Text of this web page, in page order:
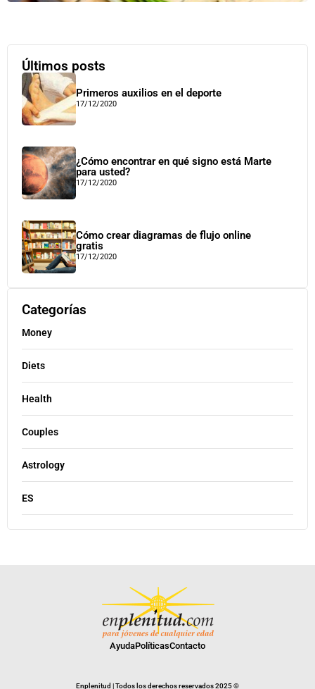
Últimos posts
Primeros auxilios en el deporte
17/12/2020
¿Cómo encontrar en qué signo está Marte
para usted?
17/12/2020
Cómo crear diagramas de flujo online
gratis
17/12/2020
Categorías
Money
Diets
Health
Couples
Astrology
ES
AyudaPolíticasContacto
Enplenitud | Todos los derechos reservados 2025 ©